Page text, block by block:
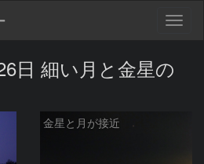
日 細い月と金星の
金星と月が接近